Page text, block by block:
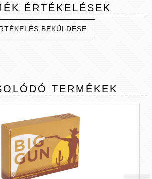
ÉRTÉKELÉSEK
BEKÜLDÉSE
TERMÉKEK